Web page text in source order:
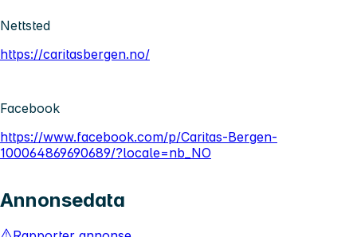
Nettsted
https://caritasbergen.no/
Facebook
https://www.facebook.com/p/Caritas-Bergen-
100064869690689/?locale=nb_NO
Annonsedata